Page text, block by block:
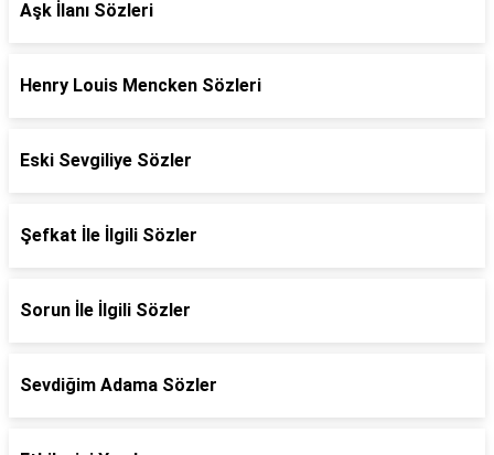
Aşk İlanı Sözleri
Henry Louis Mencken Sözleri
Eski Sevgiliye Sözler
Şefkat İle İlgili Sözler
Sorun İle İlgili Sözler
Sevdiğim Adama Sözler